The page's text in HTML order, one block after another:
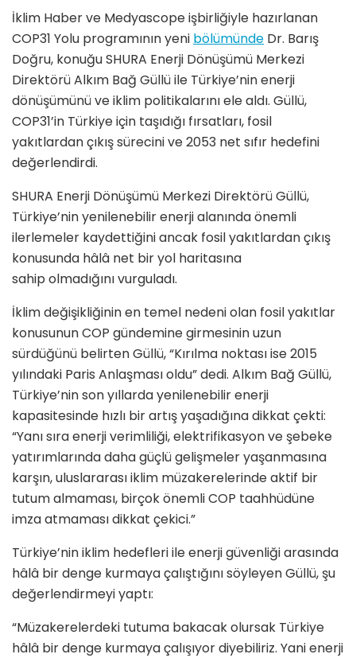
İklim Haber ve Medyascope işbirliğiyle hazırlanan
COP31 Yolu programının yeni bölümünde Dr. Barış
Doğru, konuğu SHURA Enerji Dönüşümü Merkezi
Direktörü Alkım Bağ Güllü ile Türkiye’nin enerji
dönüşümünü ve iklim politikalarını ele aldı. Güllü,
COP31’in Türkiye için taşıdığı fırsatları, fosil
yakıtlardan çıkış sürecini ve 2053 net sıfır hedefini
değerlendirdi.
SHURA Enerji Dönüşümü Merkezi Direktörü Güllü,
Türkiye’nin yenilenebilir enerji alanında önemli
ilerlemeler kaydettiğini ancak fosil yakıtlardan çıkış
konusunda hâlâ net bir yol haritasına
sahip olmadığını vurguladı.
İklim değişikliğinin en temel nedeni olan fosil yakıtlar
konusunun COP gündemine girmesinin uzun
sürdüğünü belirten Güllü, “Kırılma noktası ise 2015
yılındaki Paris Anlaşması oldu” dedi. Alkım Bağ Güllü,
Türkiye’nin son yıllarda yenilenebilir enerji
kapasitesinde hızlı bir artış yaşadığına dikkat çekti:
“Yanı sıra enerji verimliliği, elektrifikasyon ve şebeke
yatırımlarında daha güçlü gelişmeler yaşanmasına
karşın, uluslararası iklim müzakerelerinde aktif bir
tutum almaması, birçok önemli COP taahhüdüne
imza atmaması dikkat çekici.”
Türkiye’nin iklim hedefleri ile enerji güvenliği arasında
hâlâ bir denge kurmaya çalıştığını söyleyen Güllü, şu
değerlendirmeyi yaptı:
“Müzakerelerdeki tutuma bakacak olursak Türkiye
hâlâ bir denge kurmaya çalışıyor diyebiliriz. Yani enerji